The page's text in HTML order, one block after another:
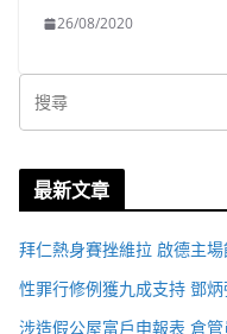
26/08/2020
最新文章
拜仁熱身賽挫維拉 啟德主
性罪行修例獲九成支持 鄧
涉造假公屋富戶申報表 倉